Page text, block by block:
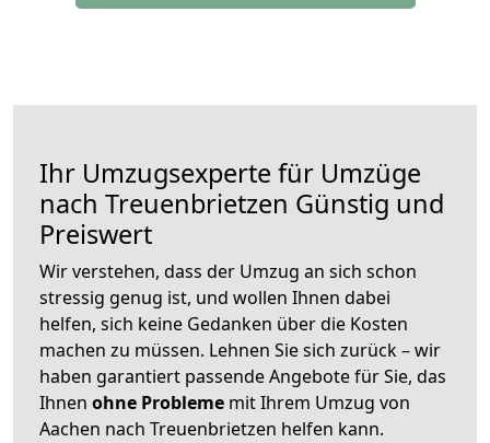
Ihr Umzugsexperte für Umzüge
nach Treuenbrietzen Günstig und
Preiswert
Wir verstehen, dass der Umzug an sich schon
stressig genug ist, und wollen Ihnen dabei
helfen, sich keine Gedanken über die Kosten
machen zu müssen. Lehnen Sie sich zurück – wir
haben garantiert passende Angebote für Sie, das
Ihnen ohne Probleme mit Ihrem Umzug von
Aachen nach Treuenbrietzen helfen kann.